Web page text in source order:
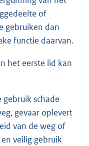
of
gebruiken dan
functie daarvan.
het eerste lid kan
schade
gevaar oplevert
van de weg of
veilig gebruik